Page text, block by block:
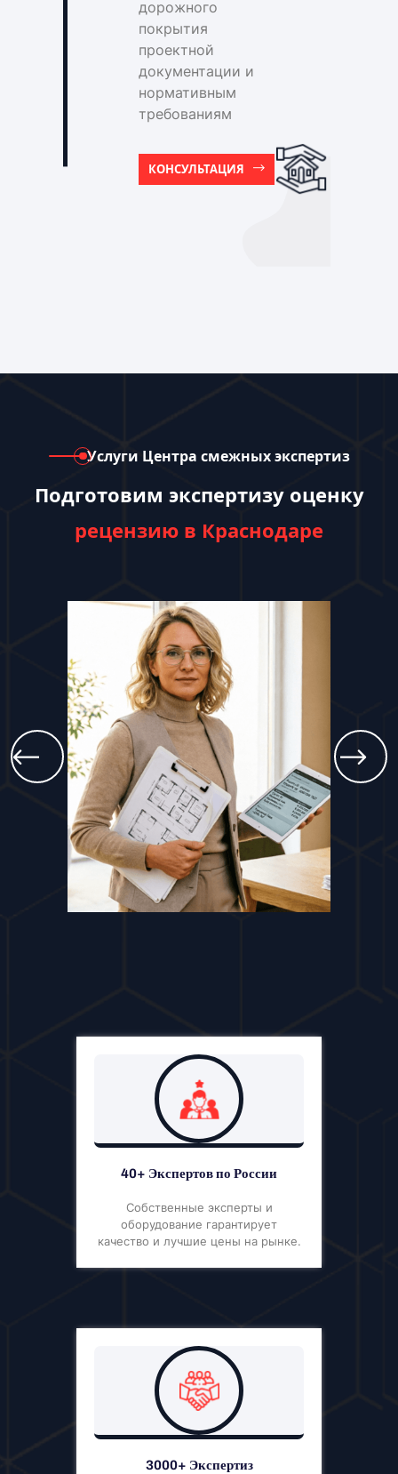
дорожного
покрытия
проектной
документации и
нормативным
требованиям
КОНСУЛЬТАЦИЯ
Услуги Центра смежных экспертиз
Подготовим экспертизу оценку
рецензию в Краснодаре
40+ Экспертов по России
Собственные эксперты и
оборудование гарантирует
качество и лучшие цены на рынке.
3000+ Экспертиз